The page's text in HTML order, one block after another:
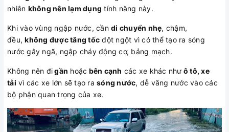
nhiên không nên lạm dụng tính năng này.
Khi vào vùng ngập nước, cần di chuyển nhẹ, chậm,
đều,không được tăng tốc đột ngột vì có thể tạo ra sóng
nước gây ngã, ngập cháy động cơ, bảng mạch.
Không nên đigần hoặc bên cạnh các xe khác như ô tô, xe
tải vì các xe lớn sẽ tạo ra sóng nước, dễ văng nước vào các
bộ phận quan trọng của xe.